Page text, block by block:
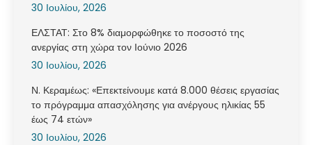
30 Ιουλίου, 2026
ΕΛΣΤΑΤ: Στο 8% διαμορφώθηκε το ποσοστό της
ανεργίας στη χώρα τον Ιούνιο 2026
30 Ιουλίου, 2026
Ν. Κεραμέως: «Επεκτείνουμε κατά 8.000 θέσεις εργασίας
το πρόγραμμα απασχόλησης για ανέργους ηλικίας 55
έως 74 ετών»
30 Ιουλίου, 2026